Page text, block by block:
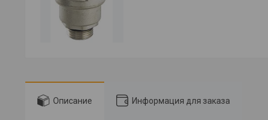
Описание Информация для заказа